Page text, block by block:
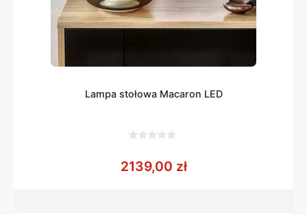
Lampa stołowa Macaron LED
5
2139,00 zł